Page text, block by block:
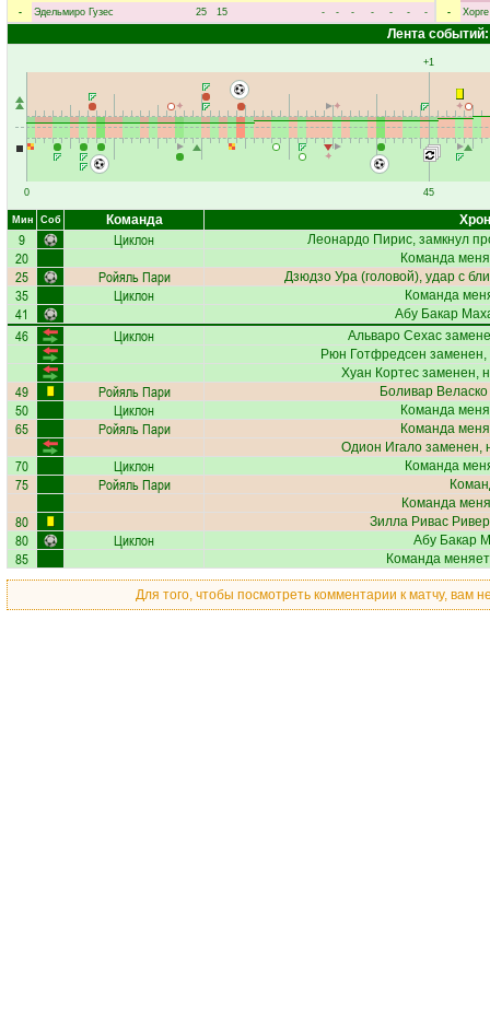
-
Эдельмиро Гузес 25 15 - - - - - - -
-
Лента событий:
0
+1
45
Мин Соб Команда
9 Циклон Леонардо Пирис, замкнул
20 Команда
25 Ройяль Пари Дзюдзо Ура (головой), удар с
35 Циклон Команда
41 Абу Бакар
46 Циклон Альваро Сехас
Рюн Готфредсен
Хуан Кортесзаменен,
49 Ройяль Пари Боливар Веласко
50 Циклон Команда
65 Ройяль Пари
Команда
Одион Игало заменен,
70 Циклон Команда
75 Ройяль Пари
Команда
80 Зилла Ривас
80 Циклон Абу Бакар
85 Команда
Для того, чтобы посмотреть комментарии к матчу, вам